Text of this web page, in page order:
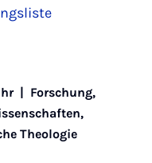
| Forschung,
,
Theologie